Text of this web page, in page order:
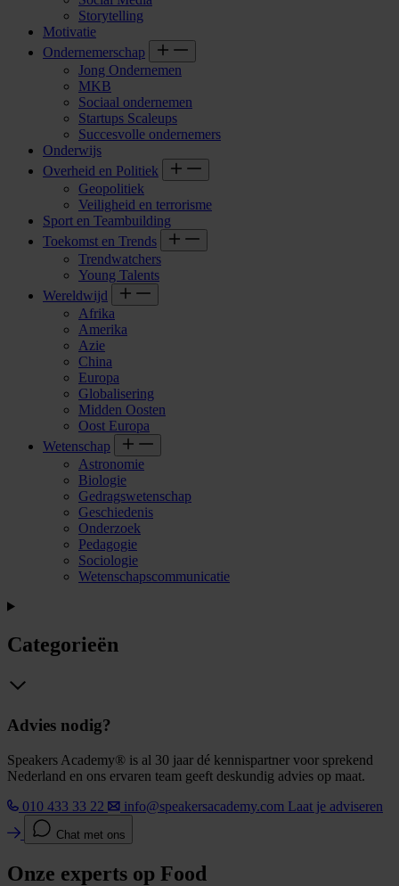
Storytelling
Motivatie
Ondernemerschap
Jong Ondernemen
MKB
Sociaal ondernemen
Startups Scaleups
Succesvolle ondernemers
Onderwijs
Overheid en Politiek
Geopolitiek
Veiligheid en terrorisme
Sport en Teambuilding
Toekomst en Trends
Trendwatchers
Young Talents
Wereldwijd
Afrika
Amerika
Azie
China
Europa
Globalisering
Midden Oosten
Oost Europa
Wetenschap
Astronomie
Biologie
Gedragswetenschap
Geschiedenis
Onderzoek
Pedagogie
Sociologie
Wetenschapscommunicatie
Categorieën
Advies nodig?
Speakers Academy® is al 30 jaar dé kennispartner voor sprekend
Nederland en ons ervaren team geeft deskundig advies op maat.
010 433 33 22
info@speakersacademy.com Laat je adviseren
Chat met ons
Onze experts op Food